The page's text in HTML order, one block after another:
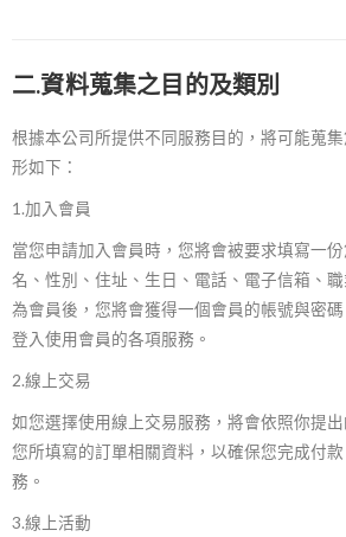
二.資料蒐集之目的及類別
根據本公司所提供不同服務目的，將可能蒐
形如下：
1.加入會員
當您申請加入會員時，您將會被要求填寫一
名、性別、住址、生日、電話、電子信箱、
為會員後，您將會獲得一個會員的帳號與密
登入使用會員的各項服務。
2.線上交易
如您選擇使用線上交易服務，將會依照你提
您所填寫的訂單相關資料，以確保您完成付
務。
3.線上活動